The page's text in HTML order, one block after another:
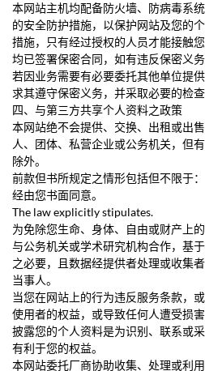
本网站主机均配备防火墙、防病毒系
的安全防护措施，以保护网站及您的
措施，只有经过授权的人员才能接触
均已签署保密合同，如有违反保密义
若因业务需要有必要委托其他单位提
求其遵守保密义务，并采取必要的检
四、与第三方共享个人资料之政策
本网站绝不会提供、交换、出租或出
人、团体、私营企业或公务机关，但
除外。
前款但书所规定之情形包括但不限于：
经由您书面同意。
The law explicitly stipulates.
为免除您生命、身体、自由或财产上的
与公务机关或学术研究机构合作，基
之必要，且数据经提供者处理或收集
当事人。
当您在网站上的行为违反服务条款，
使用者的权益，或导致任何人遭受损
披露您的个人资料是为识别、联系或
有利于您的权益。
本网站委托厂商协助收集、处理或利